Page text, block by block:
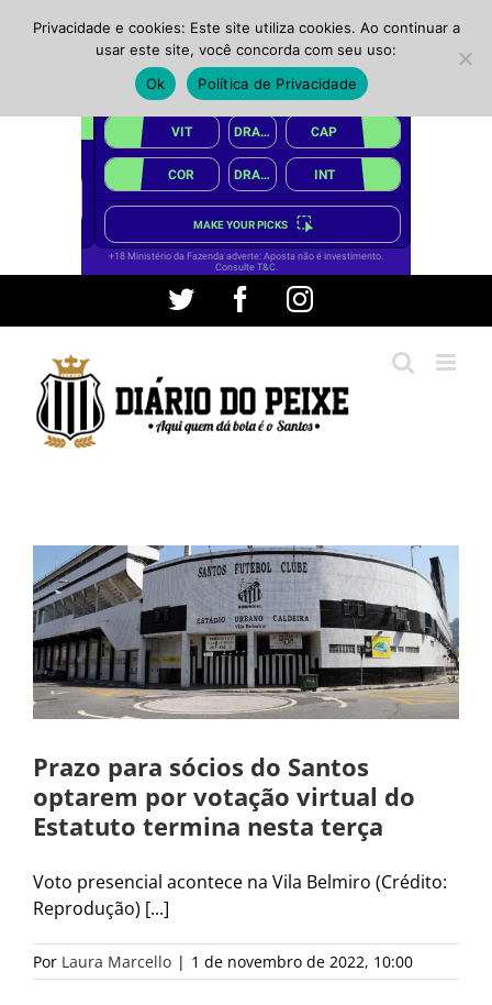
conteúdo
Twitter FacebookInstagram
Prazo para sócios do Santos
optarem por votação virtual do
Estatuto termina nesta terça
Voto presencial acontece na Vila Belmiro (Crédito:
Reprodução) [...]
Por Laura Marcello | 1 de novembro de 2022, 10:00
Privacidade e cookies: Este site utiliza cookies. Ao continuar a
usar este site, você concorda com seu uso:
Ok
Política de Privacidade